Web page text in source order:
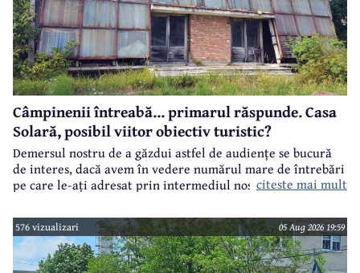
Câmpinenii întreabă... primarul răspunde. Casa
Solară, posibil viitor obiectiv turistic?
Demersul nostru de a găzdui astfel de audiențe se bucură
de interes, dacă avem în vedere numărul mare de întrebări
pe care le-ați adresat prin intermediul nostru primarului
citeste mai mult
576 vizualizari 05 Aug 2026 19:59